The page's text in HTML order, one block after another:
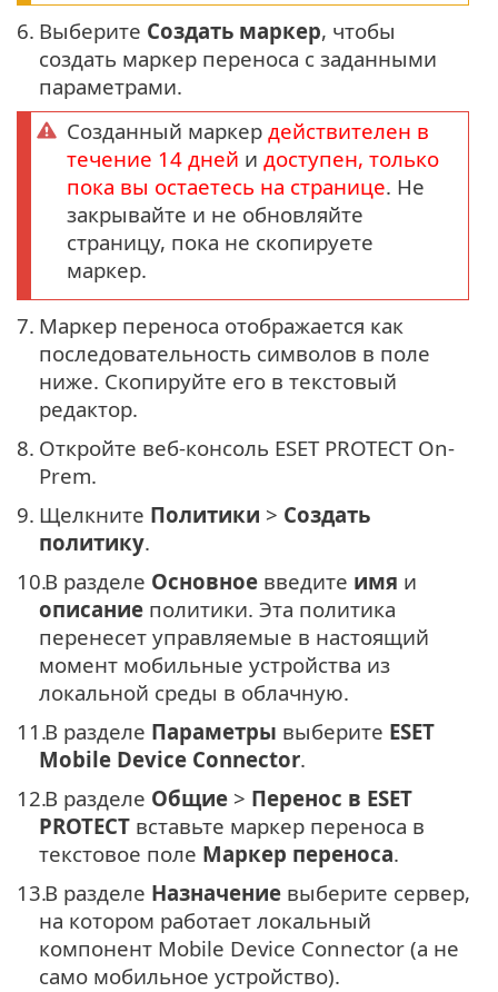
6. Выберите Создать маркер, чтобы
создать маркер переноса с заданными
параметрами.
Созданный маркер действителен в
течение 14 дней и доступен, только
пока вы остаетесь на странице. Не
закрывайте и не обновляйте
страницу, пока не скопируете
маркер.
7. Маркер переноса отображается как
последовательность символов в поле
ниже. Скопируйте его в текстовый
редактор.
8. Откройте веб-консоль ESET PROTECT On-
Prem.
9. Щелкните Политики > Создать
политику.
10.В разделе Основное введите имя и
описание политики. Эта политика
перенесет управляемые в настоящий
момент мобильные устройства из
локальной среды в облачную.
11.В разделе Параметры выберите ESET
Mobile Device Connector.
12.В разделе Общие > Перенос в ESET
PROTECT вставьте маркер переноса в
текстовое поле Маркер переноса.
13.В разделе Назначение выберите сервер,
на котором работает локальный
компонент Mobile Device Connector (а не
само мобильное устройство).